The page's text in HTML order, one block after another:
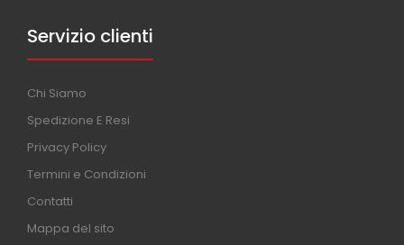
Servizio clienti
Chi Siamo
Spedizione E Resi
Privacy Policy
Termini e Condizioni
Contatti
Mappa del sito